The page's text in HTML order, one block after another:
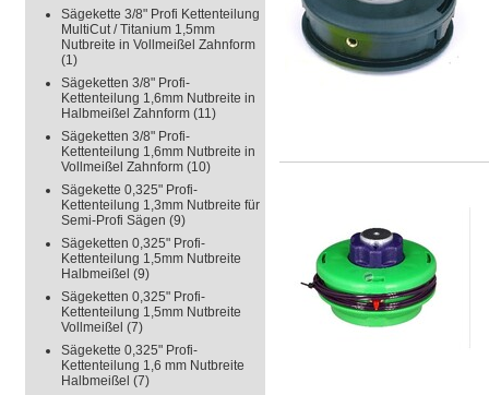
Sägekette 3/8" Profi Kettenteilung
MultiCut / Titanium 1,5mm
Nutbreite in Vollmeißel Zahnform
(1)
Sägeketten 3/8" Profi-
Kettenteilung 1,6mm Nutbreite in
Halbmeißel Zahnform (11)
Sägeketten 3/8" Profi-
Kettenteilung 1,6mm Nutbreite in
Vollmeißel Zahnform (10)
Sägekette 0,325" Profi-
Kettenteilung 1,3mm Nutbreite für
Semi-Profi Sägen (9)
Sägeketten 0,325" Profi-
Kettenteilung 1,5mm Nutbreite
Halbmeißel (9)
Sägeketten 0,325" Profi-
Kettenteilung 1,5mm Nutbreite
Vollmeißel (7)
Sägekette 0,325" Profi-
Kettenteilung 1,6 mm Nutbreite
Halbmeißel (7)